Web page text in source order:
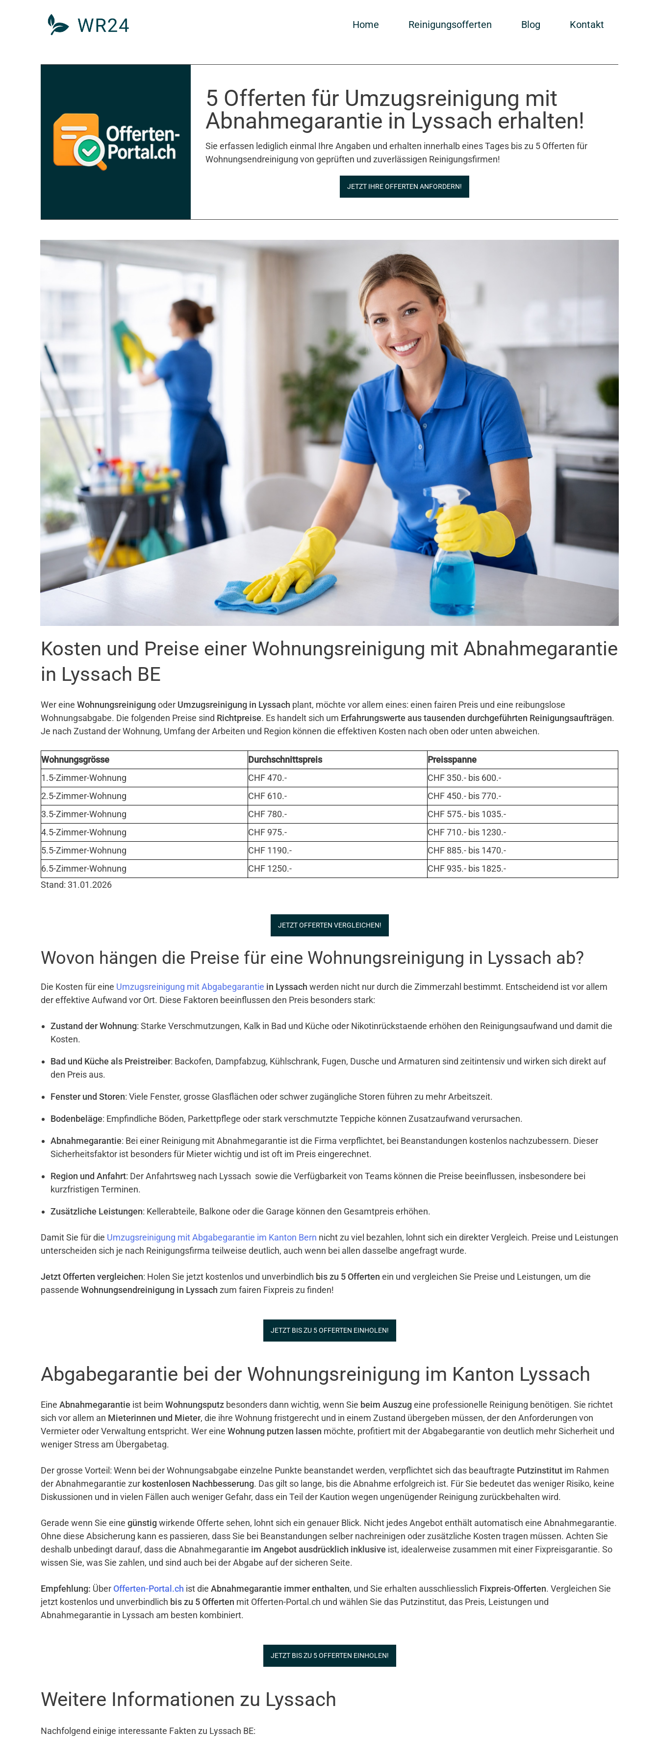
Home Reinigungsofferten Blog Kontakt
5 Offerten für Umzugsreinigung mit
Abnahmegarantie in Lyssach erhalten!
Sie erfassen lediglich einmal Ihre Angaben und erhalten innerhalb eines Tages bis zu 5 Offerten für
Wohnungsendreinigung von geprüften und zuverlässigen Reinigungsfirmen!
JETZT IHRE OFFERTEN ANFORDERN!
Kosten und Preise einer Wohnungsreinigung mit Abnahmegarantie
in Lyssach BE
Wer eine Wohnungsreinigung oder Umzugsreinigung in Lyssach plant, möchte vor allem eines: einen fairen Preis und eine reibungslose
Wohnungsabgabe. Die folgenden Preise sind Richtpreise. Es handelt sich um Erfahrungswerte aus tausenden durchgeführten Reinigungsaufträgen.
Je nach Zustand der Wohnung, Umfang der Arbeiten und Region können die effektiven Kosten nach oben oder unten abweichen.
Wohnungsgrösse Durchschnittspreis
Preisspanne
1.5-Zimmer-Wohnung
CHF 470.-
CHF 350.- bis 600.-
2.5-Zimmer-Wohnung
CHF 610.-
CHF 450.- bis 770.-
3.5-Zimmer-Wohnung
CHF 780.-
CHF 575.- bis 1035.-
4.5-Zimmer-Wohnung
CHF 975.-
CHF 710.- bis 1230.-
5.5-Zimmer-Wohnung
CHF 1190.-
CHF 885.- bis 1470.-
6.5-Zimmer-Wohnung
CHF 1250.-
CHF 935.- bis 1825.-
Stand: 31.01.2026
JETZT OFFERTEN VERGLEICHEN!
Wovon hängen die Preise für eine Wohnungsreinigung in Lyssach ab?
Die Kosten für eine Umzugsreinigung mit Abgabegarantie in Lyssach werden nicht nur durch die Zimmerzahl bestimmt. Entscheidend ist vor allem
der effektive Aufwand vor Ort. Diese Faktoren beeinflussen den Preis besonders stark:
Zustand der Wohnung: Starke Verschmutzungen, Kalk in Bad und Küche oder Nikotinrückstaende erhöhen den Reinigungsaufwand und damit die
Kosten.
Bad und Küche als Preistreiber: Backofen, Dampfabzug, Kühlschrank, Fugen, Dusche und Armaturen sind zeitintensiv und wirken sich direkt auf
den Preis aus.
Fenster und Storen: Viele Fenster, grosse Glasflächen oder schwer zugängliche Storen führen zu mehr Arbeitszeit.
Bodenbeläge: Empfindliche Böden, Parkettpflege oder stark verschmutzte Teppiche können Zusatzaufwand verursachen.
Abnahmegarantie: Bei einer Reinigung mit Abnahmegarantie ist die Firma verpflichtet, bei Beanstandungen kostenlos nachzubessern. Dieser
Sicherheitsfaktor ist besonders für Mieter wichtig und ist oft im Preis eingerechnet.
Region und Anfahrt: Der Anfahrtsweg nach Lyssach sowie die Verfügbarkeit von Teams können die Preise beeinflussen, insbesondere bei
kurzfristigen Terminen.
Zusätzliche Leistungen: Kellerabteile, Balkone oder die Garage können den Gesamtpreis erhöhen.
Damit Sie für die Umzugsreinigung mit Abgabegarantie im Kanton Bern nicht zu viel bezahlen, lohnt sich ein direkter Vergleich. Preise und Leistungen
unterscheiden sich je nach Reinigungsfirma teilweise deutlich, auch wenn bei allen dasselbe angefragt wurde.
Jetzt Offerten vergleichen: Holen Sie jetzt kostenlos und unverbindlich bis zu 5 Offerten ein und vergleichen Sie Preise und Leistungen, um die
passende Wohnungsendreinigung in Lyssach zum fairen Fixpreis zu finden!
JETZT BIS ZU 5 OFFERTEN EINHOLEN!
Abgabegarantie bei der Wohnungsreinigung im Kanton Lyssach
Eine Abnahmegarantie ist beim Wohnungsputz besonders dann wichtig, wenn Sie beim Auszug eine professionelle Reinigung benötigen. Sie richtet
sich vor allem an Mieterinnen und Mieter, die ihre Wohnung fristgerecht und in einem Zustand übergeben müssen, der den Anforderungen von
Vermieter oder Verwaltung entspricht. Wer eine Wohnung putzen lassen möchte, profitiert mit der Abgabegarantie von deutlich mehr Sicherheit und
weniger Stress am Übergabetag.
Der grosse Vorteil: Wenn bei der Wohnungsabgabe einzelne Punkte beanstandet werden, verpflichtet sich das beauftragte Putzinstitut im Rahmen
der Abnahmegarantie zur kostenlosen Nachbesserung. Das gilt so lange, bis die Abnahme erfolgreich ist. Für Sie bedeutet das weniger Risiko, keine
Diskussionen und in vielen Fällen auch weniger Gefahr, dass ein Teil der Kaution wegen ungenügender Reinigung zurückbehalten wird.
Gerade wenn Sie eine günstig wirkende Offerte sehen, lohnt sich ein genauer Blick. Nicht jedes Angebot enthält automatisch eine Abnahmegarantie.
Ohne diese Absicherung kann es passieren, dass Sie bei Beanstandungen selber nachreinigen oder zusätzliche Kosten tragen müssen. Achten Sie
deshalb unbedingt darauf, dass die Abnahmegarantie im Angebot ausdrücklich inklusive ist, idealerweise zusammen mit einer Fixpreisgarantie. So
wissen Sie, was Sie zahlen, und sind auch bei der Abgabe auf der sicheren Seite.
Empfehlung: Über Offerten-Portal.ch ist die Abnahmegarantie immer enthalten, und Sie erhalten ausschliesslich Fixpreis-Offerten. Vergleichen Sie
jetzt kostenlos und unverbindlich bis zu 5 Offerten mit Offerten-Portal.ch und wählen Sie das Putzinstitut, das Preis, Leistungen und
Abnahmegarantie in Lyssach am besten kombiniert.
JETZT BIS ZU 5 OFFERTEN EINHOLEN!
Weitere Informationen zu Lyssach
Nachfolgend einige interessante Fakten zu Lyssach BE: